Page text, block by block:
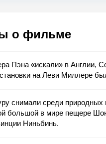
о фильме
Пэна «искали» в Англии,
на Леви Миллере
снимали среди
большой в мире пещере
Ниньбинь.